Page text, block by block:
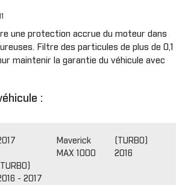
une protection accrue du moteur dans
Filtre des particules de plus de 0,1
maintenir la garantie du véhicule avec
:
- 2017
Maverick
MAX 1000
(TURBO)
2016